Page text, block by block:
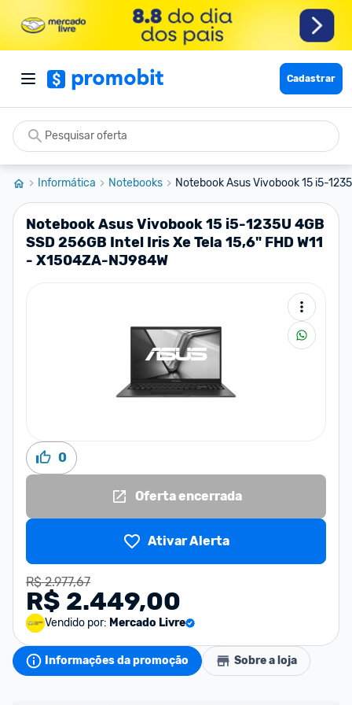
Cadastrar
Informática Notebooks Notebook Asus Vivobook 15 i5-
Notebook Asus Vivobook 15 i5-1235U 4GB
SSD 256GB Intel Iris Xe Tela 15,6" FHD W11
- X1504ZA-NJ984W
0
Oferta encerrada
Ativar Alerta
R$ 2.977,67
R$ 2.449,00
Vendido por: Mercado Livre
Informações da promoção Sobre a loja